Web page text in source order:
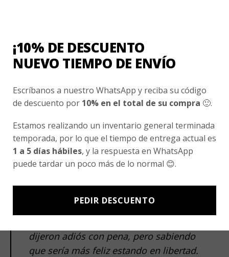
gran roca había caído en el camino y que
había cerrado el paso.
Entonces decidieron ayudar a los
policías a retirar la roca. Gracias a la
solidaridad de todos pudieron dejar el
camino libre y llegar a tiempo al
veterinario, donde curaron la pata al
conejo. Los papás de Daniel y Carlos
toda la familia fue a dejar al conejito de
dijeron adiós con pena, pero sabiendo
que sería más feliz estando en libertad.
¡10% DE DESCUENTO
NUEVO TIEMPO DE ENVÍO
Escríbanos a nuestro WhatsApp y reciba su código
de descuento por 10% en el total de su compra 🙂.
Estamos realizando un inventario general terminada
temporada, por lo que el tiempo de entrega actual es
1 a 5 días hábiles, y la respuesta en WhatsApp
puede tardar un poco más de lo normal 😊.
PEDIR DESCUENTO